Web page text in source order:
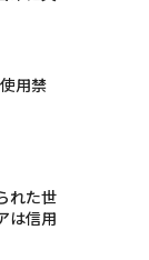
用禁
れた世
は信用